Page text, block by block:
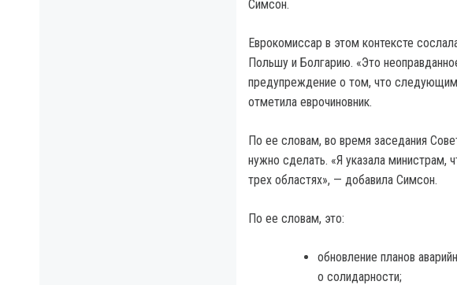
Симсон.
Еврокомиссар в этом контексте
Польшу и Болгарию. «Это
предупреждение о том, что
отметила еврочиновник.
По ее словам, во время заседания
нужно сделать. «Я указала
трех областях», — добавила Симсон.
По ее словам, это:
обновление планов
о солидарности;